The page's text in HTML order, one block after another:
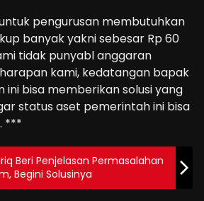
pengurusan membutuhkan
banyak yakni sebesar Rp 60
tidak punyabl anggaran
kami, kedatangan bapak
ini bisa memberikan solusi yang
status aset pemerintah ini bisa
***
Beri Penjelasan Permasalahan
Begini Solusinya